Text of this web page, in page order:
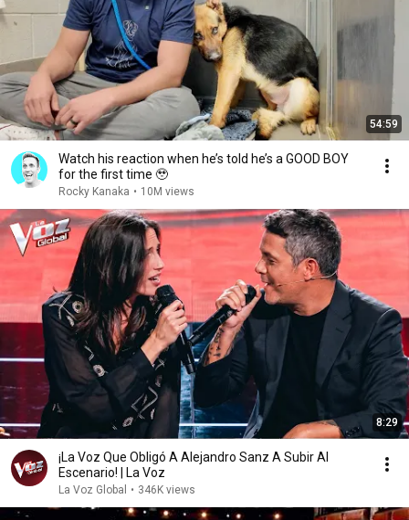
54:59
Watch his reaction when he’s told he’s a GOOD BOY
for the first time 🥹
Rocky Kanaka • 10M views
8:29
¡La Voz Que Obligó A Alejandro Sanz A Subir Al
Escenario! | La Voz
La Voz Global • 346K views